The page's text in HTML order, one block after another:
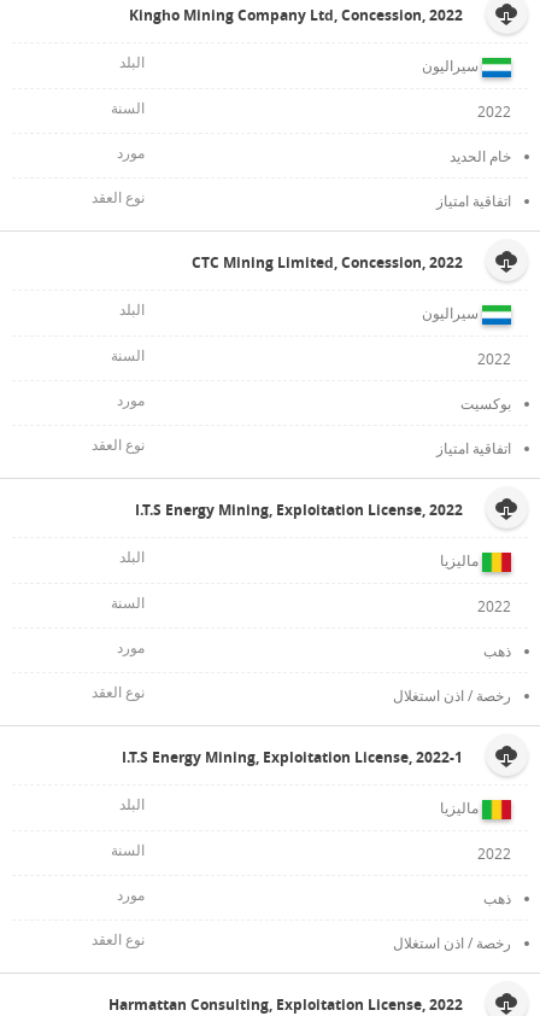
Kingho Mining Company Ltd, Concession, 2022
سيراليون
2022
خام الحديد
اتفاقية امتياز
CTC Mining Limited, Concession, 2022
سيراليون
2022
بوكسيت
اتفاقية امتياز
I.T.S Energy Mining, Exploitation License, 2022
ماليزيا
2022
ذهب
رخصة / اذن استغلال
I.T.S Energy Mining, Exploitation License, 2022-1
ماليزيا
2022
ذهب
رخصة / اذن استغلال
Harmattan Consulting, Exploitation License, 2022